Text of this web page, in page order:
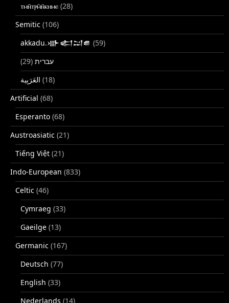
ⲧⲙⲛ̄ⲧⲣⲙ̄ⲛ̄ⲕⲏⲙⲉ (28)
Semitic (106)
akkadu.𒀝𒅗𒁺𒌑 (59)
עברית (29)
(18)
Artificial (68)
Esperanto (68)
Austroasiatic (21)
Tiếng Việt (21)
Indo-European (833)
Celtic (46)
Cymraeg (33)
Gaeilge (13)
Germanic (167)
Deutsch (77)
English (33)
Nederlands (14)